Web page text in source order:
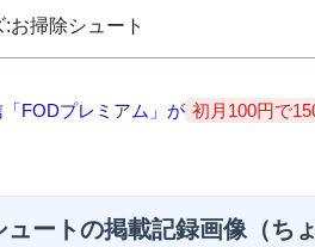
FODプレミアム」が 初月100円で
ートの掲載記録画像（ち